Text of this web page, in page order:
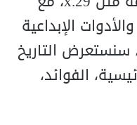
الإبداعية
التاريخ
الفوائد،